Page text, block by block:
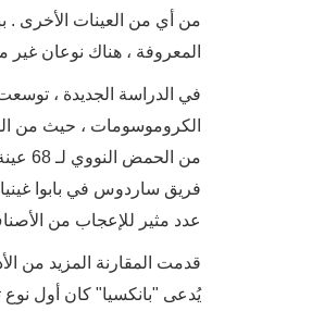
من أي من العينات الأخرى . بناءً على
المعروفة ، هناك نوعان
في الدراسة الجديدة ،
الكروموسومات ، حيث من
فريق ساردوس في بابوا غينيا
عدد مثير للإعجاب من
قدمت المقارنة المزيد من
يُدعى "بانكسيا" كان أول نوع